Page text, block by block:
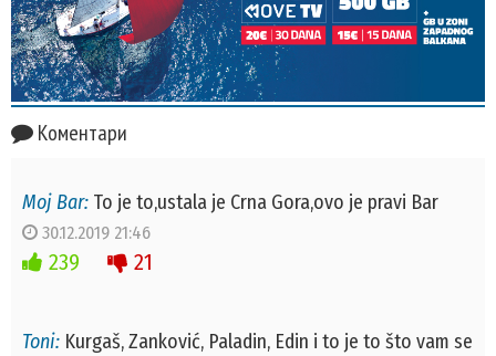
Коментари
Moj Bar: To je to,ustala je Crna Gora,ovo je pravi Bar
30.12.2019 21:46
239 21
Toni: Kurgaš, Zanković, Paladin, Edin i to je to što vam se